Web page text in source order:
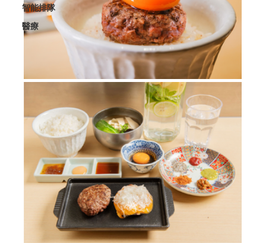
智能排隊
醫療